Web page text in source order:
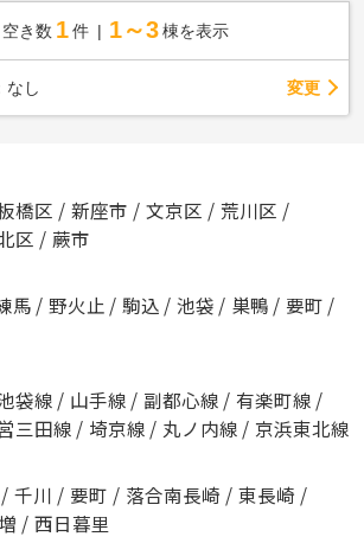
空き数 1 件 1～3 棟を表示
なし 変更
橋区 / 新座市 / 文京区 / 荒川区 /
区 / 蕨市
馬 / 野火止 / 駒込 / 池袋 / 巣鴨 / 要町 /
袋線 / 山手線 / 副都心線 / 有楽町線 /
三田線 / 埼京線 / 丸ノ内線 / 京浜東北線
/ 千川 / 要町 / 落合南長崎 / 東長崎 /
/ 西日暮里